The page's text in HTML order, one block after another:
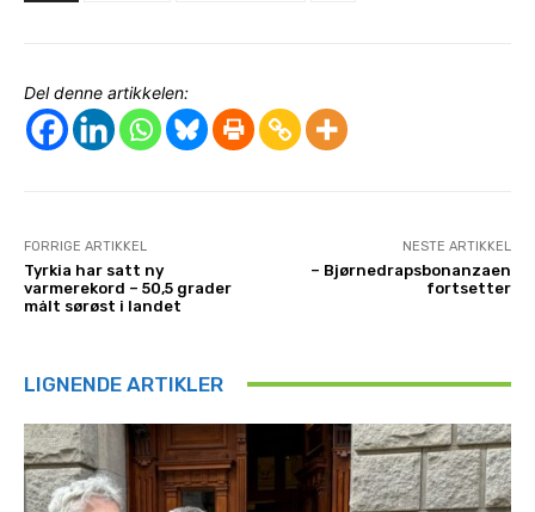
Del denne artikkelen:
FORRIGE ARTIKKEL
Tyrkia har satt ny
varmerekord – 50,5 grader
målt sørøst i landet
NESTE ARTIKKEL
– Bjørnedrapsbonanzaen
fortsetter
LIGNENDE ARTIKLER